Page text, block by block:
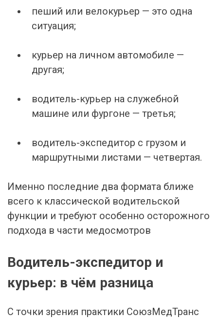
пеший или велокурьер — это одна
ситуация;
курьер на личном автомобиле —
другая;
водитель-курьер на служебной
машине или фургоне — третья;
водитель-экспедитор с грузом и
маршрутными листами — четвертая.
Именно последние два формата ближе
всего к классической водительской
функции и требуют особенно осторожного
подхода в части медосмотров
Водитель-экспедитор и
курьер: в чём разница
С точки зрения практики СоюзМедТранс